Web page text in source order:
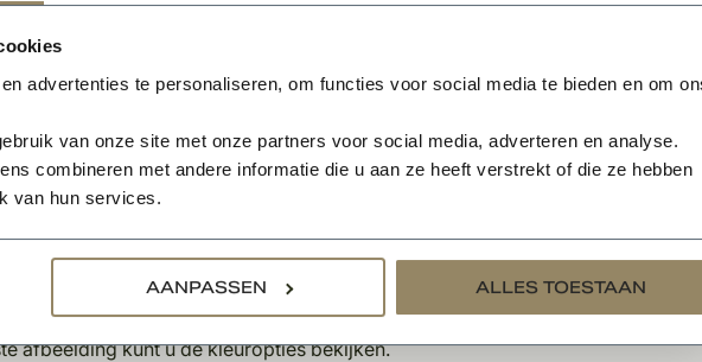
advertenties te personaliseren, om functies voor social media te bieden en om
van onze site met onze partners voor social media, adverteren en analyse.
combineren met andere informatie die u aan ze heeft verstrekt of die ze hebben
van hun services.
AANPASSEN ALLES TOESTAAN
de vloer tegen de plint
offerte wenst te ontvangen inclusief legservice, kunt u zich aanmelden via
deze pagina.
het leggen van de vloer ook een deurmat bij ons bestelt, snijden wij deze
van de vloer.
geen legservice wenst en de pvc vloer graag wilt afhalen, kan dit alleen
of per mail is bevestigd door KempiQ.
afbeelding kunt u de kleuropties bekijken.